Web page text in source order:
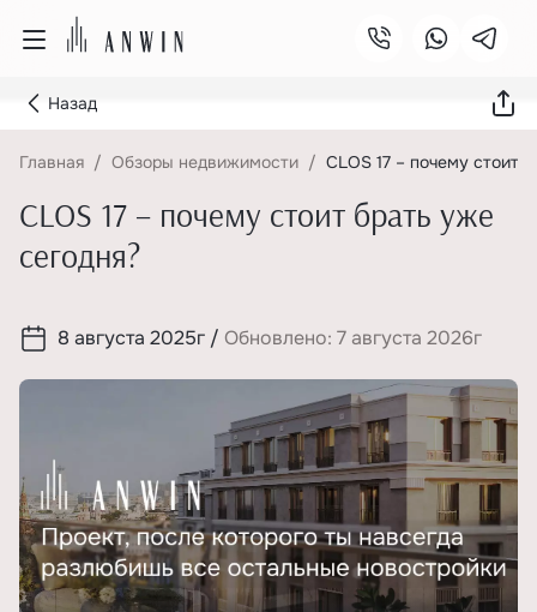
Назад
Главная Обзоры недвижимости CLOS 17 – почему стоит
CLOS 17 – почему стоит брать уже
сегодня?
8 августа 2025г / Обновлено: 7 августа 2026г